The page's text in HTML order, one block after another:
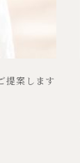
提案します